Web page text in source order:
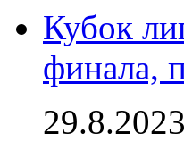
Кубок
финала,